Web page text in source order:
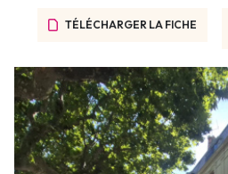
TÉLÉCHARGER LA FICHE